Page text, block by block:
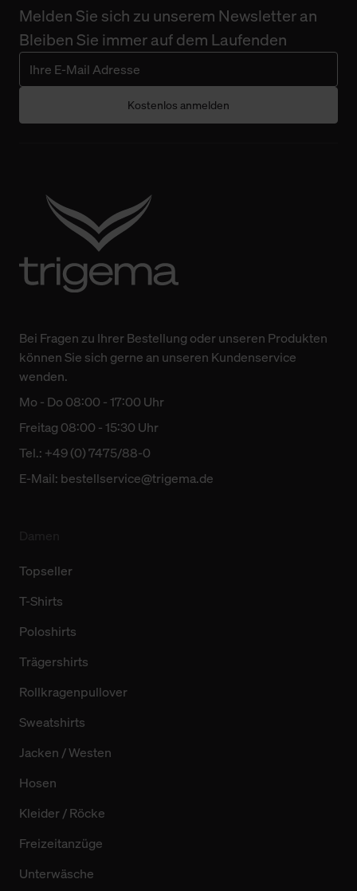
Melden Sie sich zu unserem Newsletter an
Bleiben Sie immer auf dem Laufenden
Kostenlos anmelden
Bei Fragen zu Ihrer Bestellung oder unseren Produkten
können Sie sich gerne an unseren Kundenservice
wenden.
Mo - Do 08:00 - 17:00 Uhr
Freitag 08:00 - 15:30 Uhr
Tel.: +49 (0) 7475/88-0
E-Mail: bestellservice@trigema.de
Topseller
T-Shirts
Poloshirts
Trägershirts
Rollkragenpullover
Sweatshirts
Jacken / Westen
Hosen
Kleider / Röcke
Freizeitanzüge
Unterwäsche